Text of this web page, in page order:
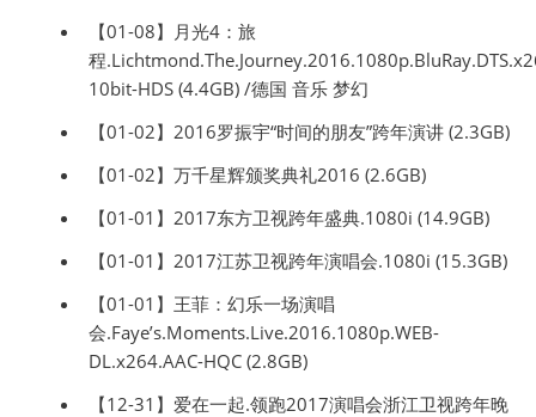
【01-08】月光4：旅
程
10bit-HDS (4.4GB) /德国 音乐 梦幻
【01-02】2016罗振宇“时间的朋友”跨年演讲 (2.3GB)
【01-02】万千星辉颁奖典礼2016 (2.6GB)
【01-01】2017东方卫视跨年盛典.1080i (14.9GB)
【01-01】2017江苏卫视跨年演唱会.1080i (15.3GB)
【01-01】王菲：幻乐一场演唱
会.Faye’s.Moments.Live.2016.1080p.WEB-
DL.x264.AAC-HQC (2.8GB)
【12-31】爱在一起.领跑2017演唱会浙江卫视跨年晚